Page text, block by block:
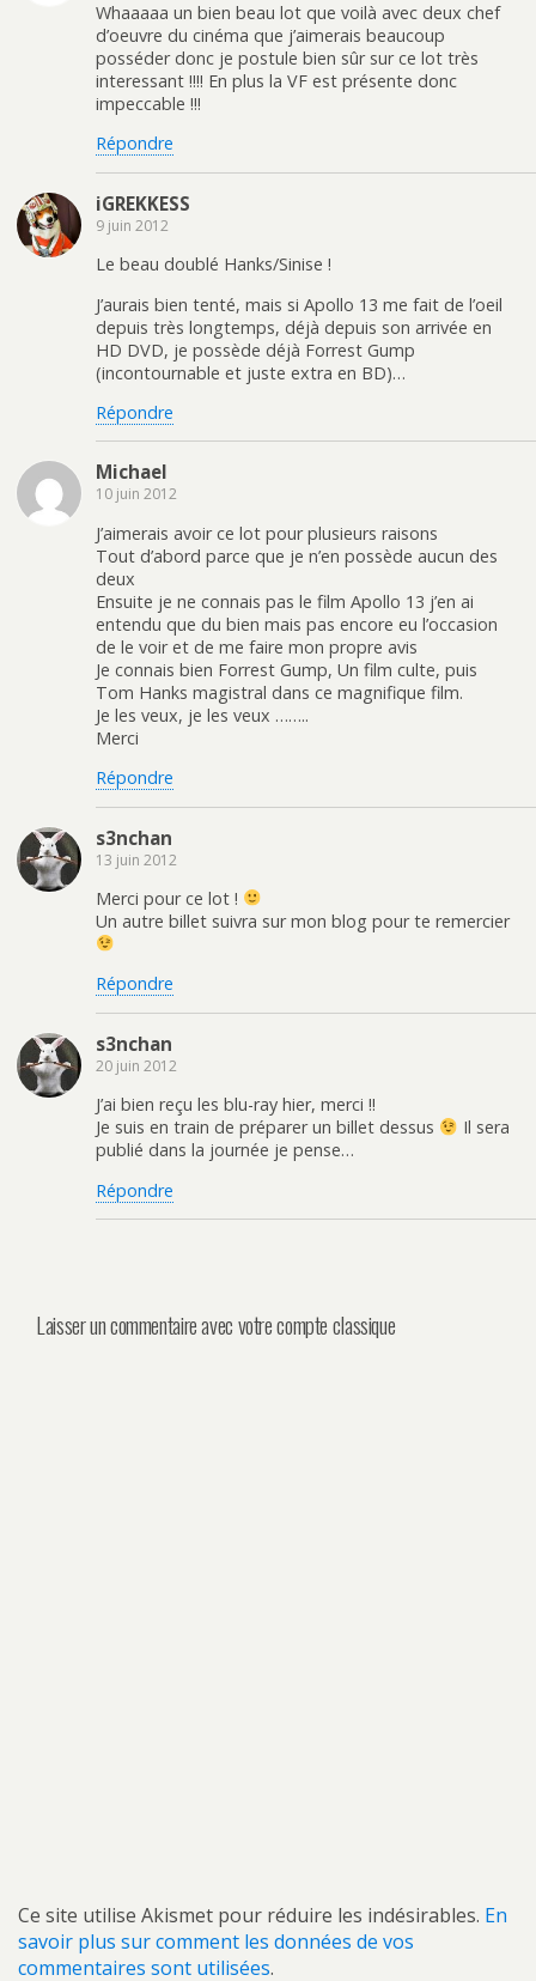
Whaaaaa un bien beau lot que voilà avec deux chef
d’oeuvre du cinéma que j’aimerais beaucoup
posséder donc je postule bien sûr sur ce lot très
interessant !!!! En plus la VF est présente donc
impeccable !!!
Répondre
iGREKKESS
9 juin 2012
Le beau doublé Hanks/Sinise !
J’aurais bien tenté, mais si Apollo 13 me fait de l’oeil
depuis très longtemps, déjà depuis son arrivée en
HD DVD, je possède déjà Forrest Gump
(incontournable et juste extra en BD)…
Répondre
Michael
10 juin 2012
J’aimerais avoir ce lot pour plusieurs raisons
Tout d’abord parce que je n’en possède aucun des
deux
Ensuite je ne connais pas le film Apollo 13 j’en ai
entendu que du bien mais pas encore eu l’occasion
de le voir et de me faire mon propre avis
Je connais bien Forrest Gump, Un film culte, puis
Tom Hanks magistral dans ce magnifique film.
Je les veux, je les veux ……..
Merci
Répondre
s3nchan
13 juin 2012
Merci pour ce lot !
Un autre billet suivra sur mon blog pour te remercier
Répondre
s3nchan
20 juin 2012
J’ai bien reçu les blu-ray hier, merci !!
Je suis en train de préparer un billet dessus
Il sera
publié dans la journée je pense…
Répondre
Laisser un commentaire avec votre compte classique
Ce site utilise Akismet pour réduire les indésirables. En
savoir plus sur comment les données de vos
commentaires sont utilisées.